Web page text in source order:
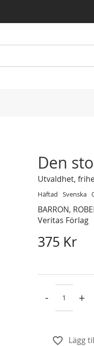
Den
Utvaldhet,
Häftad Svenska
BARRON,
Veritas Förlag
375 Kr
- +
Lägg